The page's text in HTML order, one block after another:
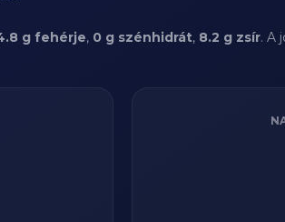
g fehérje, 0 g szénhidrát, 8.2 g zsír. A